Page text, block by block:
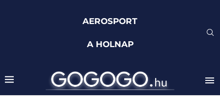
AEROSPORT
A HOLNAP